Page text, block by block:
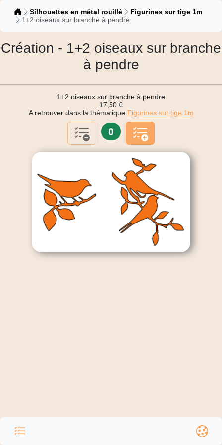
Catalogue
Silhouettes en métal rouillé
Figurines sur tige 1m
1+2 oiseaux sur branche à pendre
Création - 1+2 oiseaux sur branche
à pendre
1+2 oiseaux sur branche à pendre
17,50 €
A retrouver dans la thématique Figurines sur tige 1m
0